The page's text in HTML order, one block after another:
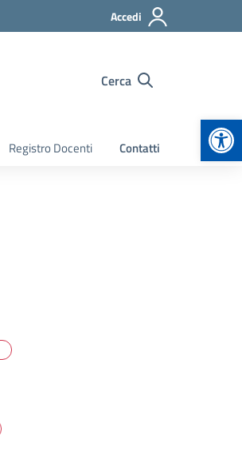
Accedi
Cerca
Registro Docenti Contatti